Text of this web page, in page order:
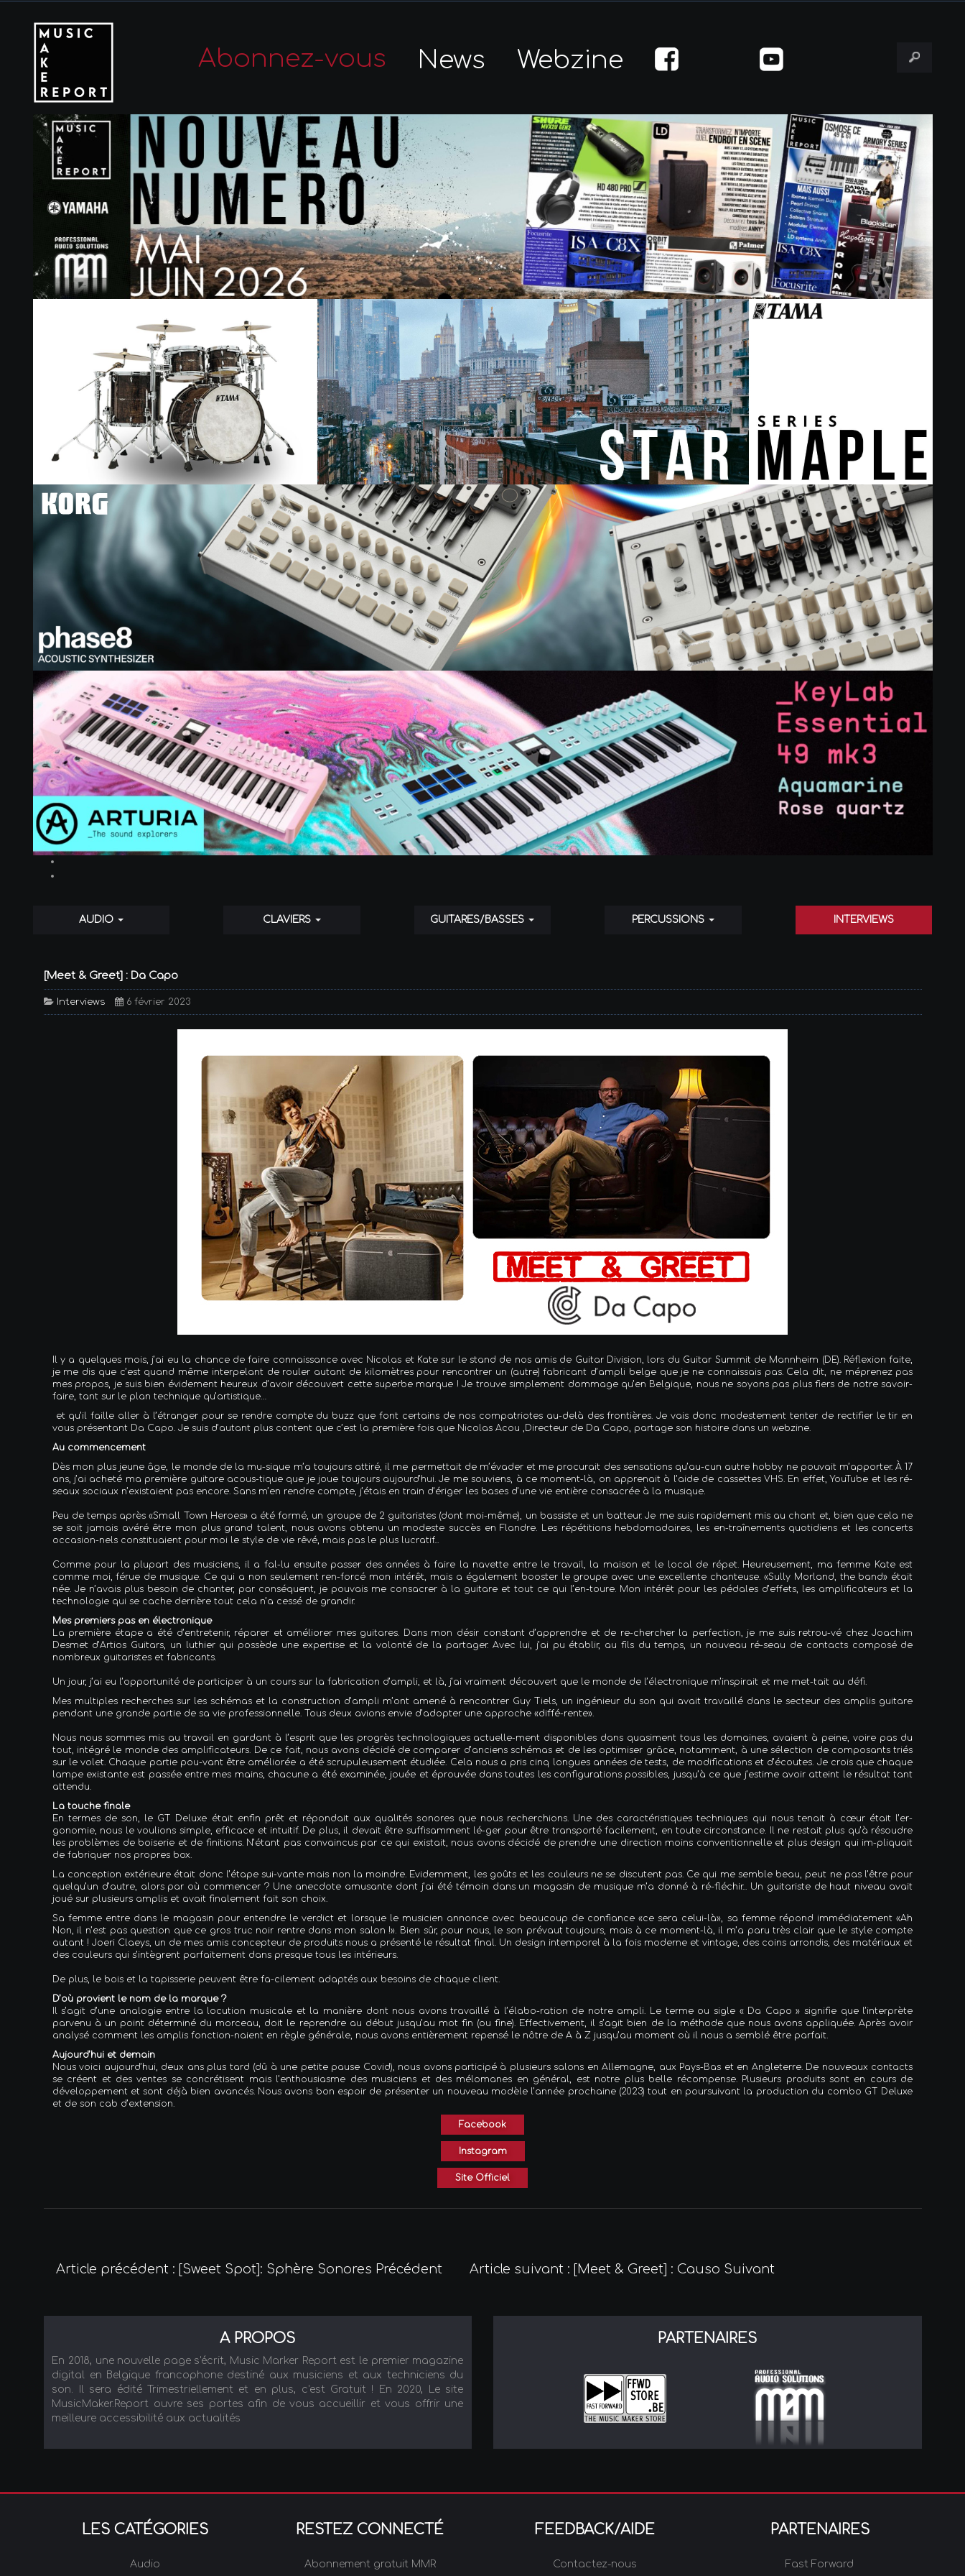
Abonnez-vous News Webzine
AUDIO CLAVIERS GUITARES/BASSES PERCUSSIONS INTERVIEWS
[Meet & Greet] : Da Capo
Interviews 6 février 2023
Il y a quelques mois, j’ai eu la chance de faire connaissance avec Nicolas et Kate sur le stand de nos amis de Guitar Division, lors du Guitar Summit de Mannheim (DE). Réflexion faite,
je me dis que c’est quand même interpelant de rouler autant de kilomètres pour rencontrer un (autre) fabricant d’ampli belge que je ne connaissais pas. Cela dit, ne méprenez pas
mes propos, je suis bien évidement heureux d’avoir découvert cette superbe marque ! Je trouve simplement dommage qu’en Belgique, nous ne soyons pas plus fiers de notre savoir-
faire, tant sur le plan technique qu’artistique…
et qu’il faille aller à l’étranger pour se rendre compte du buzz que font certains de nos compatriotes au-delà des frontières. Je vais donc modestement tenter de rectifier le tir en
vous présentant Da Capo. Je suis d’autant plus content que c’est la première fois que Nicolas Acou ,Directeur de Da Capo, partage son histoire dans un webzine.
Au commencement
Dès mon plus jeune âge, le monde de la mu-sique m’a toujours attiré, il me permettait de m’évader et me procurait des sensations qu’au-cun autre hobby ne pouvait m’apporter. À 17
ans, j’ai acheté ma première guitare acous-tique que je joue toujours aujourd’hui. Je me souviens, à ce moment-là, on apprenait à l’aide de cassettes VHS. En effet, YouTube et les ré-
seaux sociaux n’existaient pas encore. Sans m’en rendre compte, j’étais en train d’ériger les bases d’une vie entière consacrée à la musique.
Peu de temps après «Small Town Heroes» a été formé, un groupe de 2 guitaristes (dont moi-même), un bassiste et un batteur. Je me suis rapidement mis au chant et, bien que cela ne
se soit jamais avéré être mon plus grand talent, nous avons obtenu un modeste succès en Flandre. Les répétitions hebdomadaires, les en-traînements quotidiens et les concerts
occasion-nels constituaient pour moi le style de vie rêvé, mais pas le plus lucratif...
Comme pour la plupart des musiciens, il a fal-lu ensuite passer des années à faire la navette entre le travail, la maison et le local de répet. Heureusement, ma femme Kate est
comme moi, férue de musique. Ce qui a non seulement ren-forcé mon intérêt, mais a également booster le groupe avec une excellente chanteuse. «Sully Morland, the band» était
née. Je n’avais plus besoin de chanter, par conséquent, je pouvais me consacrer à la guitare et tout ce qui l’en-toure. Mon intérêt pour les pédales d’effets, les amplificateurs et la
technologie qui se cache derrière tout cela n’a cessé de grandir.
Mes premiers pas en électronique
La première étape a été d’entretenir, réparer et améliorer mes guitares. Dans mon désir constant d’apprendre et de re-chercher la perfection, je me suis retrou-vé chez Joachim
Desmet d’Artios Guitars, un luthier qui possède une expertise et la volonté de la partager. Avec lui, j’ai pu établir, au fils du temps, un nouveau ré-seau de contacts composé de
nombreux guitaristes et fabricants.
Un jour, j’ai eu l’opportunité de participer à un cours sur la fabrication d’ampli, et là, j’ai vraiment découvert que le monde de l’électronique m’inspirait et me met-tait au défi.
Mes multiples recherches sur les schémas et la construction d’ampli m’ont amené à rencontrer Guy Tiels, un ingénieur du son qui avait travaillé dans le secteur des amplis guitare
pendant une grande partie de sa vie professionnelle. Tous deux avions envie d’adopter une approche «diffé-rente».
Nous nous sommes mis au travail en gardant à l’esprit que les progrès technologiques actuelle-ment disponibles dans quasiment tous les domaines, avaient à peine, voire pas du
tout, intégré le monde des amplificateurs. De ce fait, nous avons décidé de comparer d’anciens schémas et de les optimiser grâce, notamment, à une sélection de composants triés
sur le volet. Chaque partie pou-vant être améliorée a été scrupuleusement étudiée. Cela nous a pris cinq longues années de tests, de modifications et d’écoutes. Je crois que chaque
lampe existante est passée entre mes mains, chacune a été examinée, jouée et éprouvée dans toutes les configurations possibles, jusqu’à ce que j’estime avoir atteint le résultat tant
attendu.
La touche finale
En termes de son, le GT Deluxe était enfin prêt et répondait aux qualités sonores que nous recherchions. Une des caractéristiques techniques qui nous tenait à cœur était l’er-
gonomie, nous le voulions simple, efficace et intuitif. De plus, il devait être suffisamment lé-ger pour être transporté facilement, en toute circonstance. Il ne restait plus qu’à résoudre
les problèmes de boiserie et de finitions. N’étant pas convaincus par ce qui existait, nous avons décidé de prendre une direction moins conventionnelle et plus design qui im-pliquait
de fabriquer nos propres box.
La conception extérieure était donc l’étape sui-vante mais non la moindre. Evidemment, les goûts et les couleurs ne se discutent pas. Ce qui me semble beau, peut ne pas l’être pour
quelqu’un d’autre, alors par où commencer ? Une anecdote amusante dont j’ai été témoin dans un magasin de musique m’a donné à ré-fléchir... Un guitariste de haut niveau avait
joué sur plusieurs amplis et avait finalement fait son choix.
Sa femme entre dans le magasin pour entendre le verdict et lorsque le musicien annonce avec beaucoup de confiance «ce sera celui-là», sa femme répond immédiatement «Ah
Non, il n’est pas question que ce gros truc noir rentre dans mon salon !». Bien sûr, pour nous, le son prévaut toujours, mais à ce moment-là, il m’a paru très clair que le style compte
autant ! Joeri Claeys, un de mes amis concepteur de produits nous a présenté le résultat final. Un design intemporel à la fois moderne et vintage, des coins arrondis, des matériaux et
des couleurs qui s’intègrent parfaitement dans presque tous les intérieurs.
De plus, le bois et la tapisserie peuvent être fa-cilement adaptés aux besoins de chaque client.
D’où provient le nom de la marque ?
Il s’agit d’une analogie entre la locution musicale et la manière dont nous avons travaillé à l’élabo-ration de notre ampli. Le terme ou sigle « Da Capo » signifie que l’interprète
parvenu à un point déterminé du morceau, doit le reprendre au début jusqu’au mot fin (ou fine). Effectivement, il s’agit bien de la méthode que nous avons appliquée. Après avoir
analysé comment les amplis fonction-naient en règle générale, nous avons entièrement repensé le nôtre de A à Z jusqu’au moment où il nous a semblé être parfait.
Aujourd’hui et demain
Nous voici aujourd’hui, deux ans plus tard (dû à une petite pause Covid), nous avons participé à plusieurs salons en Allemagne, aux Pays-Bas et en Angleterre. De nouveaux contacts
se créent et des ventes se concrétisent mais l’enthousiasme des musiciens et des mélomanes en général, est notre plus belle récompense. Plusieurs produits sont en cours de
développement et sont déjà bien avancés. Nous avons bon espoir de présenter un nouveau modèle l’année prochaine (2023) tout en poursuivant la production du combo GT Deluxe
et de son cab d’extension.
Facebook
Instagram
Site Officiel
Article précédent : [Sweet Spot]: Sphère Sonores Précédent Article suivant : [Meet & Greet] : Causo Suivant
A PROPOS
En 2018, une nouvelle page s'écrit, Music Marker Report est le premier magazine
digital en Belgique francophone destiné aux musiciens et aux techniciens du
son. Il sera édité Trimestriellement et en plus, c'est Gratuit ! En 2020, Le site
MusicMaker.Report ouvre ses portes afin de vous accueillir et vous offrir une
meilleure accessibilité aux actualités
PARTENAIRES
LES CATÉGORIES
Audio
RESTEZ CONNECTÉ
Abonnement gratuit MMR
FEEDBACK/AIDE
Contactez-nous
PARTENAIRES
Fast Forward